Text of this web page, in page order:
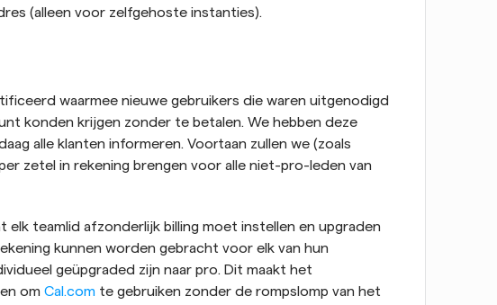
(alleen voor zelfgehoste instanties).
waarmee nieuwe gebruikers die waren uitgenodigd
konden krijgen zonder te betalen. We hebben deze
alle klanten informeren. Voortaan zullen we (zoals
zetel in rekening brengen voor alle niet-pro-leden van
elk teamlid afzonderlijk billing moet instellen en upgraden
kunnen worden gebracht voor elk van hun
geüpgraded zijn naar pro. Dit maakt het
om Cal.com te gebruiken zonder de rompslomp van het